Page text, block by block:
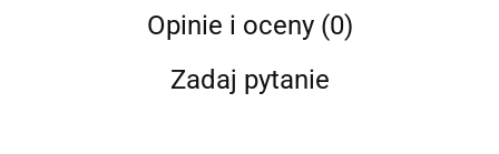
Opinie i oceny (0)
Zadaj pytanie